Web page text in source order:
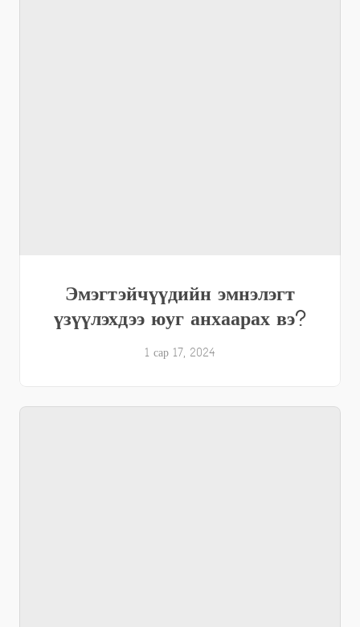
Эмэгтэйчүүдийн эмнэлэгт
үзүүлэхдээ юуг анхаарах вэ?
1 сар 17, 2024